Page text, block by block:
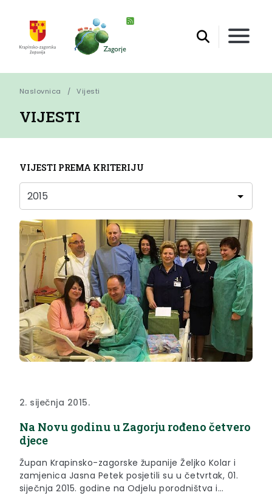
Naslovnica Vijesti
VIJESTI
VIJESTI PREMA KRITERIJU
2. siječnja 2015.
Na Novu godinu u Zagorju rođeno četvero
djece
Župan Krapinsko-zagorske županije Željko Kolar i
zamjenica Jasna Petek posjetili su u četvrtak, 01.
siječnja 2015. godine na Odjelu porodništva i